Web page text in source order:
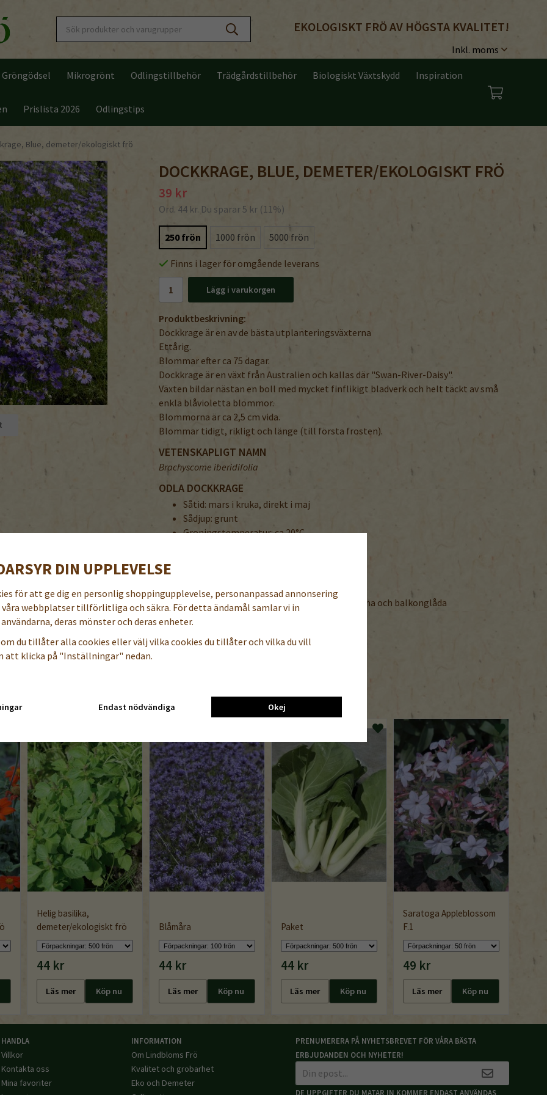
EKOLOGISKT FRÖ AV HÖGSTA KVALITET!
Gröngödsel Mikrogrönt Odlingstillbehör Trädgårdstillbehör Biologiskt Växtskydd Inspiration
Prislista 2026 Odlingstips
Blue, demeter/ekologiskt frö
DOCKKRAGE, BLUE, DEMETER/EKOLOGISKT FRÖ
39 kr
Ord. 44 kr. Du sparar5 kr (11%)
250 frön 1000 frön 5000 frön
Finns i lager för omgående leverans
Lägg i varukorgen
Produktbeskrivning:
Dockkrage är en av de bästa utplanteringsväxterna
Ettårig.
Blommar efter ca 75 dagar.
Dockkrage är en växt från Australien och kallas där "Swan-River-Daisy".
Växten bildar nästan en boll med mycket finflikigt bladverk och helt täckt av små
enkla blåvioletta blommor.
Blommorna är ca 2,5 cm vida.
Blommar tidigt, rikligt och länge (till första frosten).
VETENSKAPLIGT NAMN
Brachyscome iberidifolia
ODLA DOCKKRAGE
Såtid: mars i kruka, direkt i maj
Sådjup: grunt
Groningstemperatur: ca 20°C
Höjd: ca 20-25 cm
Användning: rabattväxt, även lämplig för urna och balkonglåda
Grobarhet lägst 70%
Helig basilika,
demeter/ekologiskt frö
44 kr
Läs mer Köp nu
Blåmåra
44 kr
Läs mer Köp nu
Paket
44 kr
Läs mer Köp nu
Saratoga Appleblossom
F.1
49 kr
Läs mer Köp nu
44
HANDLA
Villkor
Kontakta oss
Mina favoriter
INFORMATION
Om Lindbloms Frö
Kvalitet och grobarhet
Eko och Demeter
PRENUMERERA PÅ NYHETSBREVET FÖR VÅRA BÄSTA
ERBJUDANDEN OCH NYHETER!
DE UPPGIFTER DU MATAR IN KOMMER ENDAST ANVÄNDAS
DIN UPPLEVELSE
för att ge dig en personlig shoppingupplevelse, personanpassad annonsering
webbplatser tillförlitliga och säkra. För detta ändamål samlar vi in
deras mönster och deras enheter.
du tillåter alla cookies eller välj vilka cookies du tillåter och vilka du vill
att klicka på "Inställningar" nedan.
Endast nödvändiga Okej